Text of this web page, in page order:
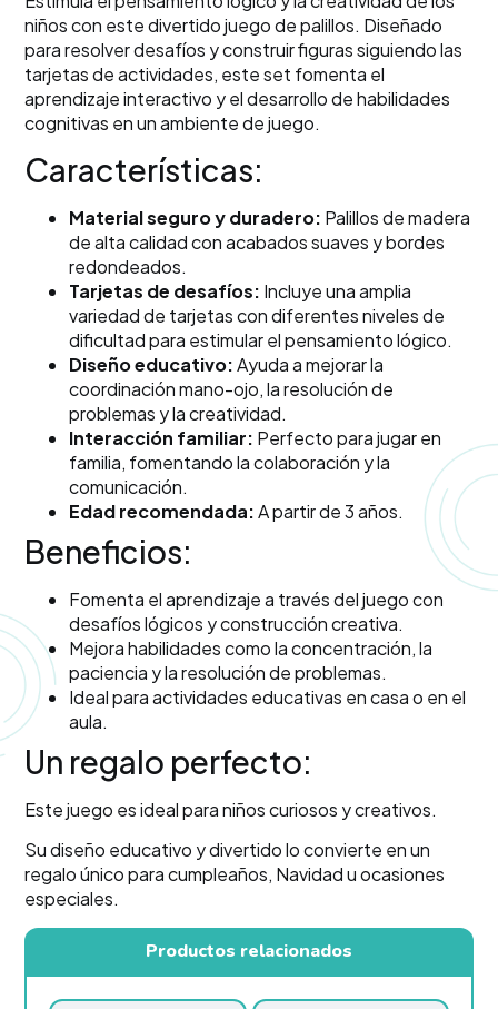
niños con este divertido juego de palillos. Diseñado
para resolver desafíos y construir figuras siguiendo las
tarjetas de actividades, este set fomenta el
aprendizaje interactivo y el desarrollo de habilidades
cognitivas en un ambiente de juego.
Características:
Material seguro y duradero: Palillos de madera
de alta calidad con acabados suaves y bordes
redondeados.
Tarjetas de desafíos: Incluye una amplia
variedad de tarjetas con diferentes niveles de
dificultad para estimular el pensamiento lógico.
Diseño educativo:Ayuda a mejorar la
coordinación mano-ojo, la resolución de
problemas y la creatividad.
Interacción familiar: Perfecto para jugar en
familia, fomentando la colaboración y la
comunicación.
Edad recomendada:A partir de 3 años.
Beneficios:
Fomenta el aprendizaje a través del juego con
desafíos lógicos y construcción creativa.
Mejora habilidades como la concentración, la
paciencia y la resolución de problemas.
Ideal para actividades educativas en casa o en el
aula.
Un regalo perfecto:
Este juego es ideal para niños curiosos y creativos.
Su diseño educativo y divertido lo convierte en un
regalo único para cumpleaños, Navidad u ocasiones
especiales.
Productos relacionados